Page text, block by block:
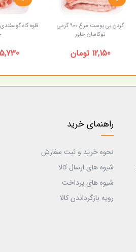
گردن بی پوست مرغ 900 گرمی
توکاسان خاور
12,150 تومان 95,730
راهنمای خرید
نحوه خرید و ثبت سفارش
شیوه های ارسال کالا
شیوه های پرداخت
رویه بازگرداندن کالا